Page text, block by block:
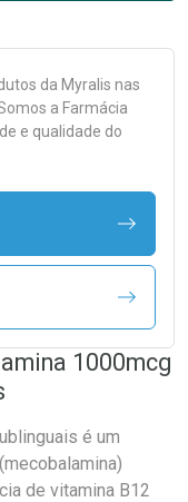
da Myralis nas
a Farmácia
e qualidade do
1000mcg
é um
de vitamina B12